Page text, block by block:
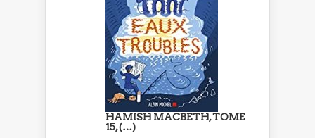
HAMISH MACBETH, TOME
15, (…)